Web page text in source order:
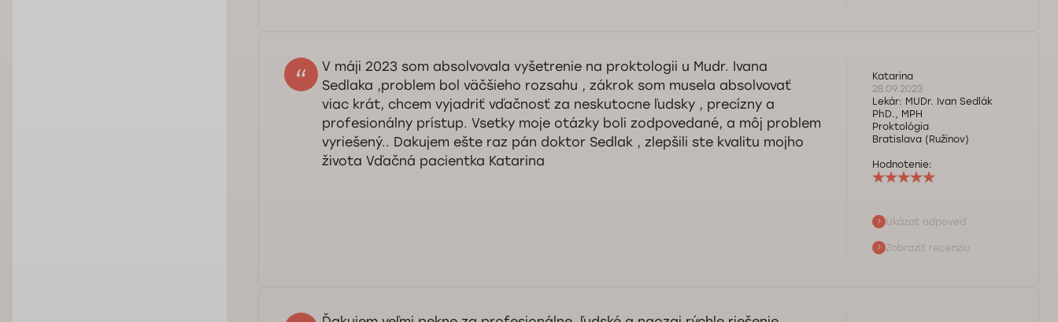
Služba kontroly kvality Doktorpro
V máji 2023 som absolvovala vyšetrenie na proktologii u Mudr. Ivana
Sedlaka ,problem bol väčšieho rozsahu , zákrok som musela absolvovať
viac krát, chcem vyjadriť vďačnosť za neskutocne ľudsky , precízny a
profesionálny prístup. Vsetky moje otázky boli zodpovedané, a môj problem
vyriešený.. Dakujem ešte raz pán doktor Sedlak , zlepšili ste kvalitu mojho
života Vďačná pacientka Katarina
Katarina
28.09.2023
Lekár: MUDr. Ivan Sedlák
PhD., MPH
Proktológia
Bratislava (Ružinov)
Hodnotenie:
Ukázať odpoveď
Zobraziť recenziu